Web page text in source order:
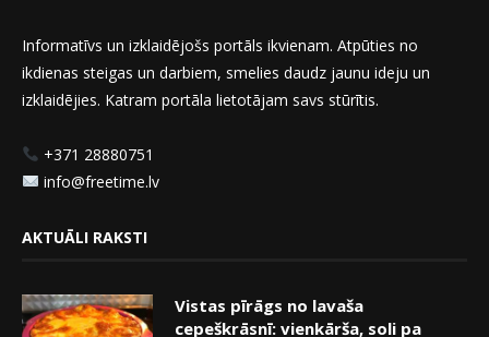
Informatīvs un izklaidējošs portāls ikvienam. Atpūties no
ikdienas steigas un darbiem, smelies daudz jaunu ideju un
izklaidējies. Katram portāla lietotājam savs stūrītis.
+371 28880751
info@freetime.lv
AKTUĀLI RAKSTI
Vistas pīrāgs no lavaša
cepeškrāsnī: vienkārša, soli pa